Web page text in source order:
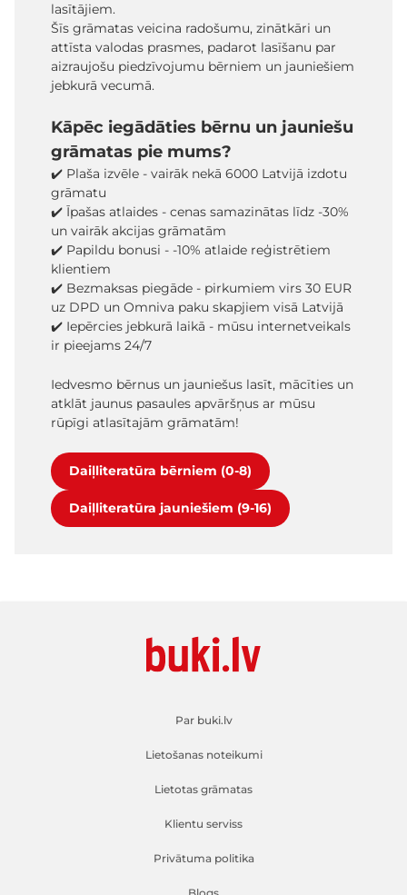
lasītājiem.
Šīs grāmatas veicina radošumu, zinātkāri un
attīsta valodas prasmes, padarot lasīšanu par
aizraujošu piedzīvojumu bērniem un jauniešiem
jebkurā vecumā.
Kāpēc iegādāties bērnu un jauniešu
grāmatas pie mums?
✔️ Plaša izvēle - vairāk nekā 6000 Latvijā izdotu
grāmatu
✔️ Īpašas atlaides - cenas samazinātas līdz -30%
un vairāk akcijas grāmatām
✔️ Papildu bonusi - -10% atlaide reģistrētiem
klientiem
✔️ Bezmaksas piegāde - pirkumiem virs 30 EUR
uz DPD un Omniva paku skapjiem visā Latvijā
✔️ Iepērcies jebkurā laikā - mūsu internetveikals
ir pieejams 24/7
Iedvesmo bērnus un jauniešus lasīt, mācīties un
atklāt jaunus pasaules apvāršņus ar mūsu
rūpīgi atlasītajām grāmatām!
Daiļliteratūra bērniem (0-8)
Daiļliteratūra jauniešiem (9-16)
Par buki.lv
Lietošanas noteikumi
Lietotas grāmatas
Klientu serviss
Privātuma politika